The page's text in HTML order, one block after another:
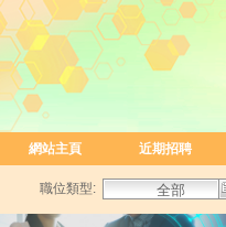
網站主頁 近期招聘
職位類型: